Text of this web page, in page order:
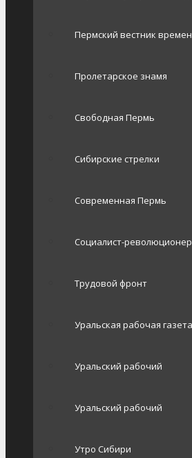
Пермский вестник
Пролетарское знамя
Свободная Пермь
Сибирские стрелки
Современная Пермь
Социалист-революционер
Трудовой фронт
Уральская рабочая газета
Уральский рабочий
Уральский рабочий
Утро Сибири